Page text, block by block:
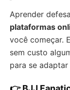
Aprender
plataformas
você começar.
sem custo
para se